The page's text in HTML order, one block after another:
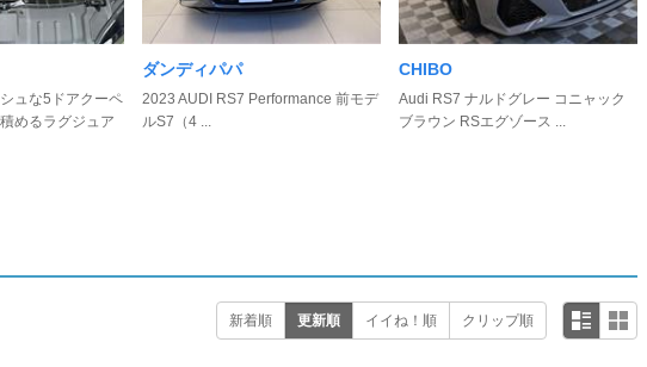
ュな5ドアクーペ
めるラグジュア
ダンディパパ
2023 AUDI RS7 Performance 前モデ
ルS7（4 ...
CHIBO
Audi RS7 ナルドグレー コニャック
ブラウン RSエグゾース ...
新着順 更新順 イイね！順 クリップ順